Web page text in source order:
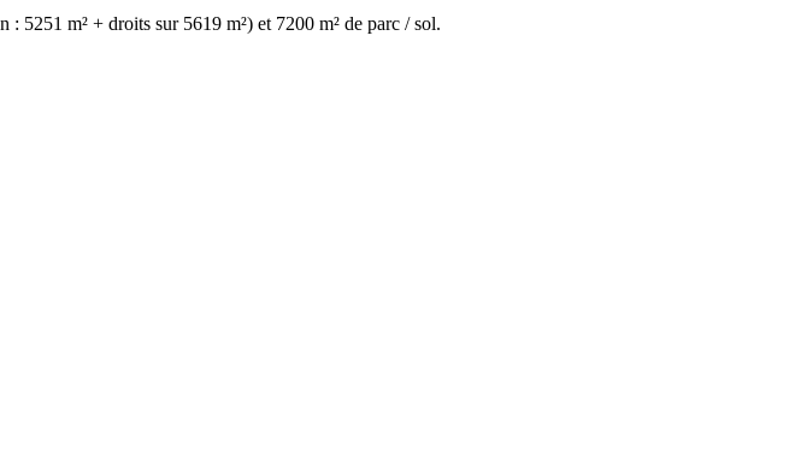
5251 m² + droits sur 5619 m²) et 7200 m² de parc / sol.